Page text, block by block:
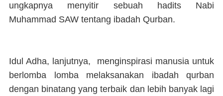
ungkapnya menyitir sebuah hadits Nabi
Muhammad SAW tentang ibadah Qurban.
Idul Adha, lanjutnya, menginspirasi manusia untuk
berlomba lomba melaksanakan ibadah qurban
dengan binatang yang terbaik dan lebih banyak lagi